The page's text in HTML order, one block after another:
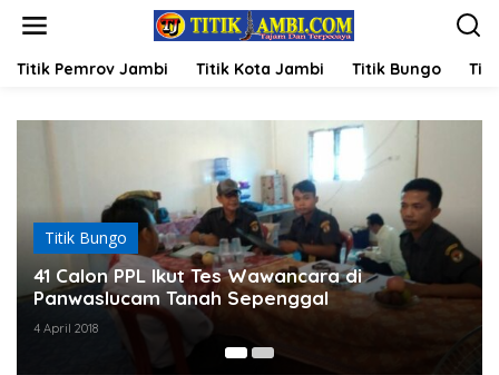
Titik Pemrov Jambi Titik Kota Jambi Titik Bungo
Titik Bungo
41 Calon PPL Ikut Tes Wawancara di
Panwaslucam Tanah Sepenggal
4 April 2018